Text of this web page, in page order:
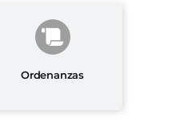
Ordenanzas